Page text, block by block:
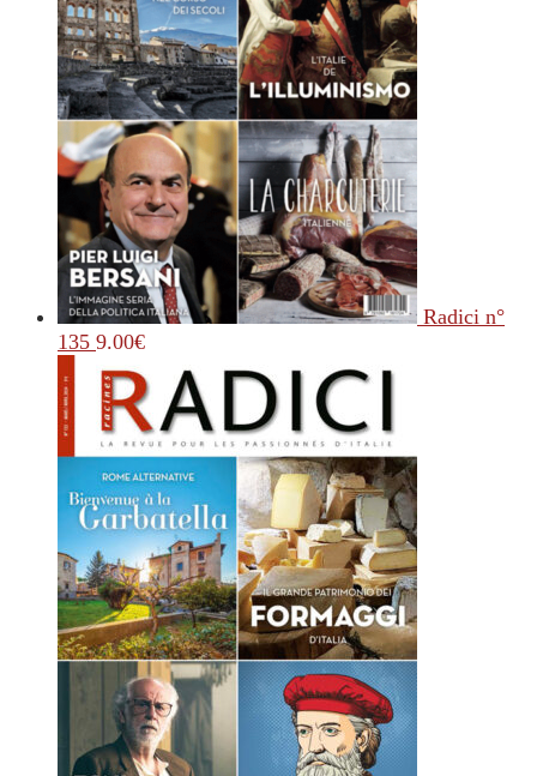
Radici n°
135 9.00€